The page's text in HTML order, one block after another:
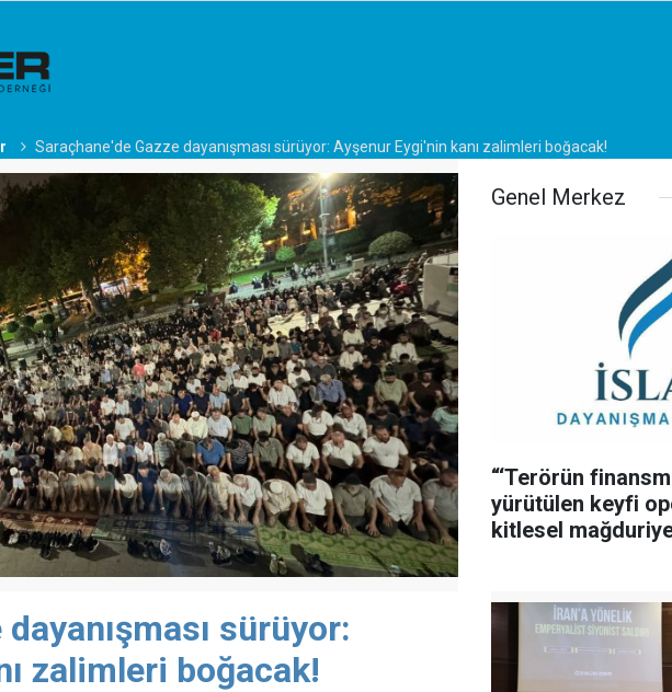
Saraçhane'de Gazze dayanışması sürüyor: Ayşenur Eygi'nin kanı zalimleri boğacak!
sürüyor:
zalimleri boğacak!
Genel Merkez
“‘Terörün
yürütülen keyfi
kitlesel